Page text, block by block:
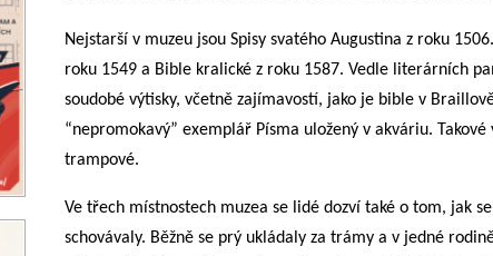
Nejstarší v muzeu jsou Spisy svatého Augustina z roku
roku 1549 a Bible kralické z roku 1587. Vedle literárních
soudobé výtisky, včetně zajímavostí, jako je bible v
“nepromokavý” exemplář Písma uložený v akváriu.
trampové.
Ve třech místnostech muzea se lidé dozví také o tom, jak
schovávaly. Běžně se prý ukládaly za trámy a v jedné